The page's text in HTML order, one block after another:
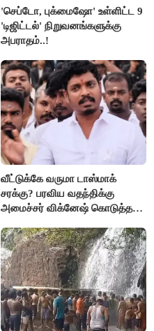
'செப்டோ, புக்மைஷோ' உள்ளிட்ட 9
'டிஜிட்டல்' நிறுவனங்களுக்கு
அபராதம்..!
வீட்டுக்கே வருமா டாஸ்மாக்
சரக்கு? பரவிய வதந்திக்கு
அமைச்சர் விக்னேஷ் கொடுத்த